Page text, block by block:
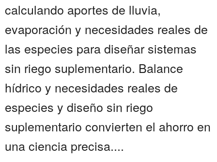
calculando aportes de lluvia,
evaporación y necesidades reales de
las especies para diseñar sistemas
sin riego suplementario. Balance
hídrico y necesidades reales de
especies y diseño sin riego
suplementario convierten el ahorro en
una ciencia precisa....